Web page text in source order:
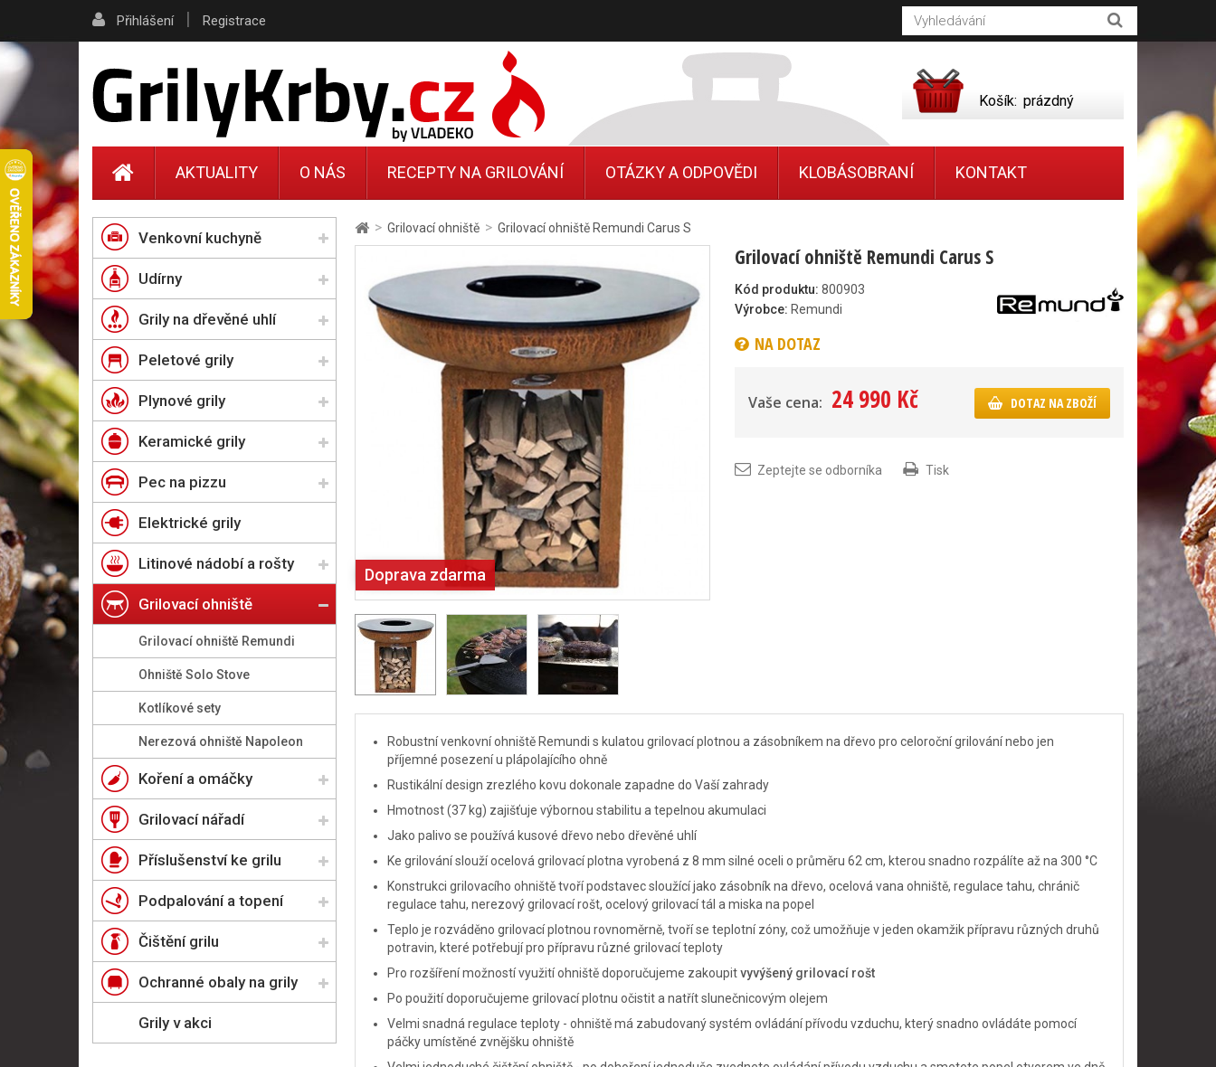
> Grilovací ohniště > Grilovací ohniště Remundi Carus S
Doprava zdarma
Grilovací ohniště Remundi Carus S
Kód produktu: 800903
Výrobce: Remundi
NA DOTAZ
Vaše cena: 24 990 Kč DOTAZ NA ZBOŽÍ
Zeptejte se odborníka Tisk
Robustní venkovní ohniště Remundi s kulatou grilovací plotnou a zásobníkem na dřevo pro celoroční grilování nebo jen
příjemné posezení u plápolajícího ohně
Rustikální design zrezlého kovu dokonale zapadne do Vaší zahrady
Hmotnost (37 kg) zajišťuje výbornou stabilitu a tepelnou akumulaci
Jako palivo se používá kusové dřevo nebo dřevěné uhlí
Ke grilování slouží ocelová grilovací plotna vyrobená z 8 mm silné oceli o průměru 62 cm, kterou snadno rozpálíte až na 300 °C
Konstrukci grilovacího ohniště tvoří podstavec sloužící jako zásobník na dřevo, ocelová vana ohniště, regulace tahu, chránič
regulace tahu, nerezový grilovací rošt, ocelový grilovací tál a miska na popel
Teplo je rozváděno grilovací plotnou rovnoměrně, tvoří se teplotní zóny, což umožňuje v jeden okamžik přípravu různých druhů
potravin, které potřebují pro přípravu různé grilovací teploty
Pro rozšíření možností využití ohniště doporučujeme zakoupitvyvýšený grilovací rošt
Po použití doporučujeme grilovací plotnu očistit a natřít slunečnicovým olejem
Velmi snadná regulace teploty - ohniště má zabudovaný systém ovládání přívodu vzduchu, který snadno ovládáte pomocí
páčky umístěné zvnějšku ohniště
Venkovní kuchyně
Udírny
Grily na dřevěné uhlí
Peletové grily
Plynové grily
Keramické grily
Pec na pizzu
Elektrické grily
Litinové nádobí a rošty
Grilovací ohniště
Grilovací ohniště Remundi
Ohniště Solo Stove
Kotlíkové sety
Nerezová ohniště Napoleon
Koření a omáčky
Grilovací nářadí
Příslušenství ke grilu
Podpalování a topení
Čištění grilu
Ochranné obaly na grily
Grily v akci
Přihlášení | Registrace
Košík: prázdný
AKTUALITY O NÁS RECEPTY NA GRILOVÁNÍ OTÁZKY A ODPOVĚDI KLOBÁSOBRANÍ KONTAKT